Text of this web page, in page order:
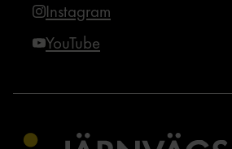
Instagram
YouTube